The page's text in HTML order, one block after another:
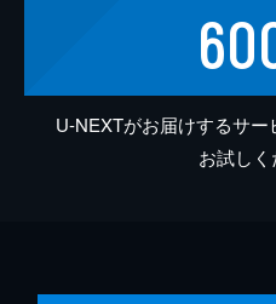
U-NEXTがお届けするサ
お試しく